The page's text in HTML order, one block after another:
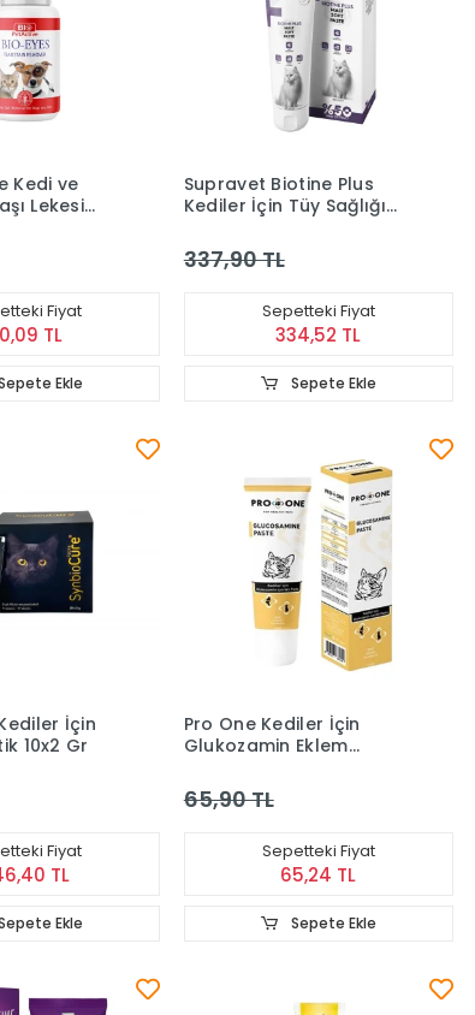
Kedi ve
Lekesi
Fiyat
TL
Ekle
Supravet Biotine Plus
Kediler İçin Tüy Sağlığı
100 gr
337,90 TL
Sepetteki Fiyat
334,52 TL
Sepete Ekle
İçin
10x2 Gr
Fiyat
TL
Ekle
Pro One Kediler İçin
Glukozamin Eklem
65,90 TL
Sepetteki Fiyat
65,24 TL
Sepete Ekle